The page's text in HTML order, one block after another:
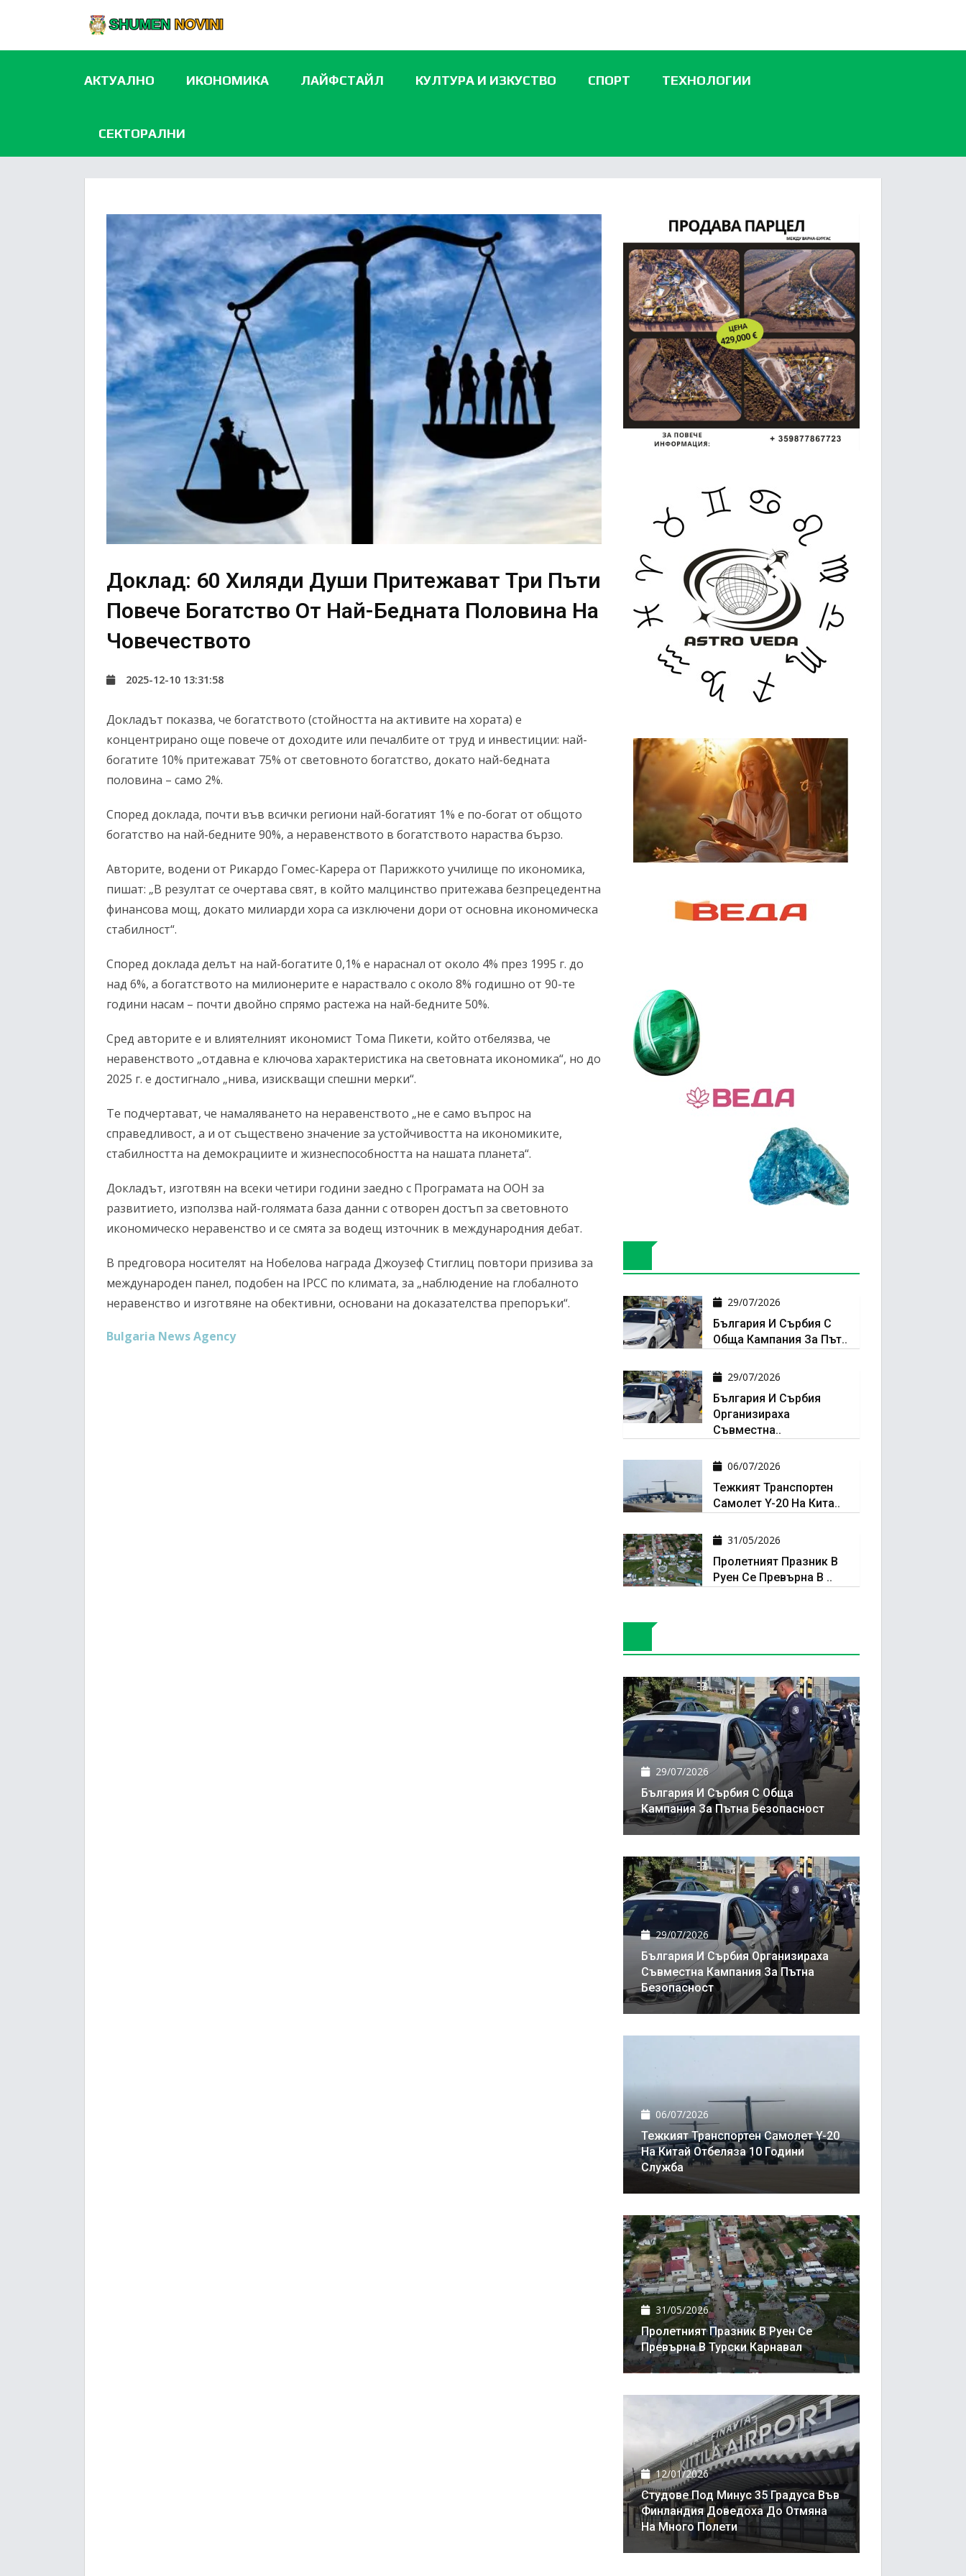
АКТУАЛНО ИКОНОМИКА ЛАЙФСТАЙЛ КУЛТУРА И ИЗКУСТВО СПОРТ ТЕХНОЛОГИИ
СЕКТОРАЛНИ
Доклад: 60 Хиляди Души Притежават Три Пъти
Повече Богатство От Най-Бедната Половина На
Човечеството
2025-12-10 13:31:58
Докладът показва, че богатството (стойността на активите на хората) е
концентрирано още повече от доходите или печалбите от труд и инвестиции: най-
богатите 10% притежават 75% от световното богатство, докато най-бедната
половина – само 2%.
Според доклада, почти във всички региони най-богатият 1% е по-богат от общото
богатство на най-бедните 90%, а неравенството в богатството нараства бързо.
Авторите, водени от Рикардо Гомес-Карера от Парижкото училище по икономика,
пишат: „В резултат се очертава свят, в който малцинство притежава безпрецедентна
финансова мощ, докато милиарди хора са изключени дори от основна икономическа
стабилност“.
Според доклада делът на най-богатите 0,1% е нараснал от около 4% през 1995 г. до
над 6%, а богатството на милионерите е нараствало с около 8% годишно от 90-те
години насам – почти двойно спрямо растежа на най-бедните 50%.
Сред авторите е и влиятелният икономист Тома Пикети, който отбелязва, че
неравенството „отдавна е ключова характеристика на световната икономика“, но до
2025 г. е достигнало „нива, изискващи спешни мерки“.
Те подчертават, че намаляването на неравенството „не е само въпрос на
справедливост, а и от съществено значение за устойчивостта на икономиките,
стабилността на демокрациите и жизнеспособността на нашата планета“.
Докладът, изготвян на всеки четири години заедно с Програмата на ООН за
развитието, използва най-голямата база данни с отворен достъп за световното
икономическо неравенство и се смята за водещ източник в международния дебат.
В предговора носителят на Нобелова награда Джоузеф Стиглиц повтори призива за
международен панел, подобен на IPCC по климата, за „наблюдение на глобалното
неравенство и изготвяне на обективни, основани на доказателства препоръки“.
Bulgaria News Agency
29/07/2026
България И Сърбия С
Обща Кампания За Път..
29/07/2026
България И Сърбия
Организираха
Съвместна..
06/07/2026
Тежкият Транспортен
Самолет Y-20 На Кита..
31/05/2026
Пролетният Празник В
Руен Се Превърна В ..
29/07/2026
България И Сърбия С Обща
Кампания За Пътна Безопасност
29/07/2026
България И Сърбия Организираха
Съвместна Кампания За Пътна
Безопасност
06/07/2026
Тежкият Транспортен Самолет Y-20
На Китай Отбеляза 10 Години
Служба
31/05/2026
Пролетният Празник В Руен Се
Превърна В Турски Карнавал
12/01/2026
Студове Под Минус 35 Градуса Във
Финландия Доведоха До Отмяна
На Много Полети